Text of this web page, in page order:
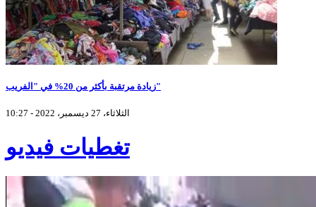
زيادة مرتقبة بأكثر من 20% في "الفريب"
الثلاثاء، 27 ديسمبر، 2022 - 10:27
تغطيات فيديو